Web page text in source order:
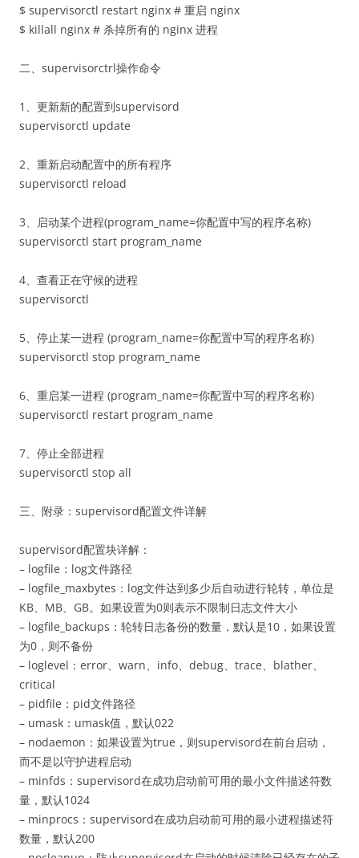
$ supervisorctl restart nginx # 重启 nginx
$ killall nginx # 杀掉所有的 nginx 进程
二、supervisorctrl操作命令
1、更新新的配置到supervisord
supervisorctl update
2、重新启动配置中的所有程序
supervisorctl reload
3、启动某个进程(program_name=你配置中写的程序名称)
supervisorctl start program_name
4、查看正在守候的进程
supervisorctl
5、停止某一进程 (program_name=你配置中写的程序名称)
supervisorctl stop program_name
6、重启某一进程 (program_name=你配置中写的程序名称)
supervisorctl restart program_name
7、停止全部进程
supervisorctl stop all
三、附录：supervisord配置文件详解
supervisord配置块详解：
– logfile：log文件路径
– logfile_maxbytes：log文件达到多少后自动进行轮转，单位是
KB、MB、GB。如果设置为0则表示不限制日志文件大小
– logfile_backups：轮转日志备份的数量，默认是10，如果设置
为0，则不备份
– loglevel：error、warn、info、debug、trace、blather、
critical
– pidfile：pid文件路径
– umask：umask值，默认022
– nodaemon：如果设置为true，则supervisord在前台启动，
而不是以守护进程启动
– minfds：supervisord在成功启动前可用的最小文件描述符数
量，默认1024
– minprocs：supervisord在成功启动前可用的最小进程描述符
数量，默认200